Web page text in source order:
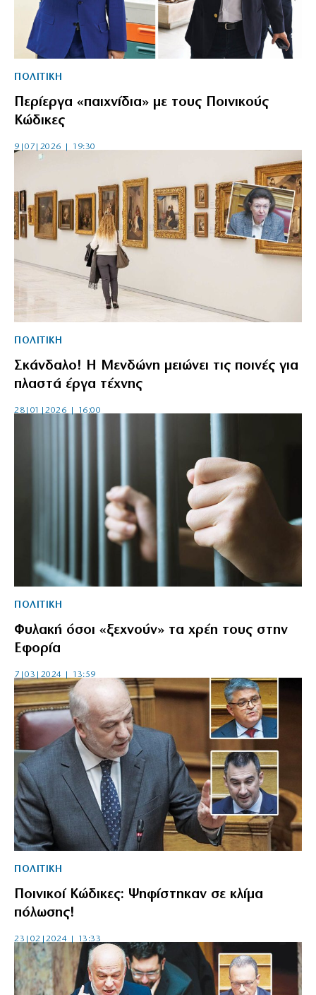
ΠΟΛΙΤΙΚΗ
Περίεργα «παιχνίδια» με τους Ποινικούς
Κώδικες
9|07|2026 | 19:30
ΠΟΛΙΤΙΚΗ
Σκάνδαλο! Η Μενδώνη μειώνει τις ποινές για
πλαστά έργα τέχνης
28|01|2026 | 16:00
ΠΟΛΙΤΙΚΗ
Φυλακή όσοι «ξεχνούν» τα χρέη τους στην
Εφορία
7|03|2024 | 13:59
ΠΟΛΙΤΙΚΗ
Ποινικοί Κώδικες: Ψηφίστηκαν σε κλίμα
πόλωσης!
23|02|2024 | 13:33